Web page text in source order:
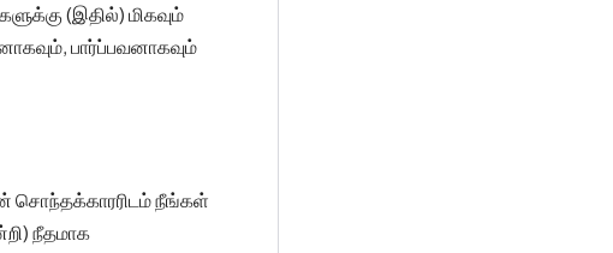
(இதில்) மிகவும்
பார்ப்பவனாகவும்
சொந்தக்காரரிடம் நீங்கள்
நீதமாக